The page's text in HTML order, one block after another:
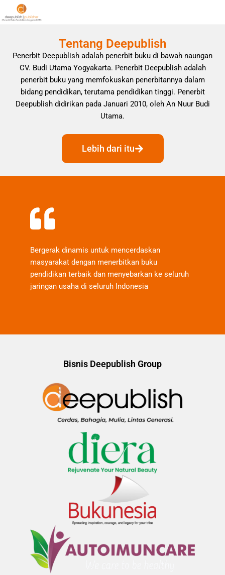
Tentang Deepublish
Penerbit Deepublish adalah penerbit buku di bawah naungan
CV. Budi Utama Yogyakarta. Penerbit Deepublish adalah
penerbit buku yang memfokuskan penerbitannya dalam
bidang pendidikan, terutama pendidikan tinggi. Penerbit
Deepublish didirikan pada Januari 2010, oleh An Nuur Budi
Utama.
Lebih dari itu
Bergerak dinamis untuk mencerdaskan
masyarakat dengan menerbitkan buku
pendidikan terbaik dan menyebarkan ke seluruh
jaringan usaha di seluruh Indonesia
Bisnis Deepublish Group